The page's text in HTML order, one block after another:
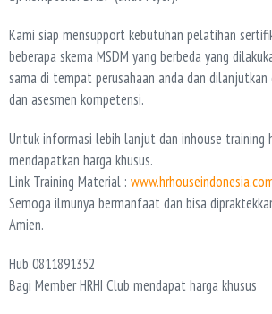
Kami siap mensupport kebutuhan pelatihan
beberapa skema MSDM yang berbeda yang
sama di tempat perusahaan anda dan dilanjutkan
dan asesmen kompetensi.
Untuk informasi lebih lanjut dan inhouse training
mendapatkan harga khusus.
Link Training Material :
Semoga ilmunya bermanfaat dan bisa
Amien.
Hub 0811891352
Bagi Member HRHI Club mendapat harga khusus